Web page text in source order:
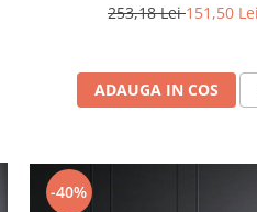
253,18 Lei151,50 Lei
ADAUGA IN COS
-40%